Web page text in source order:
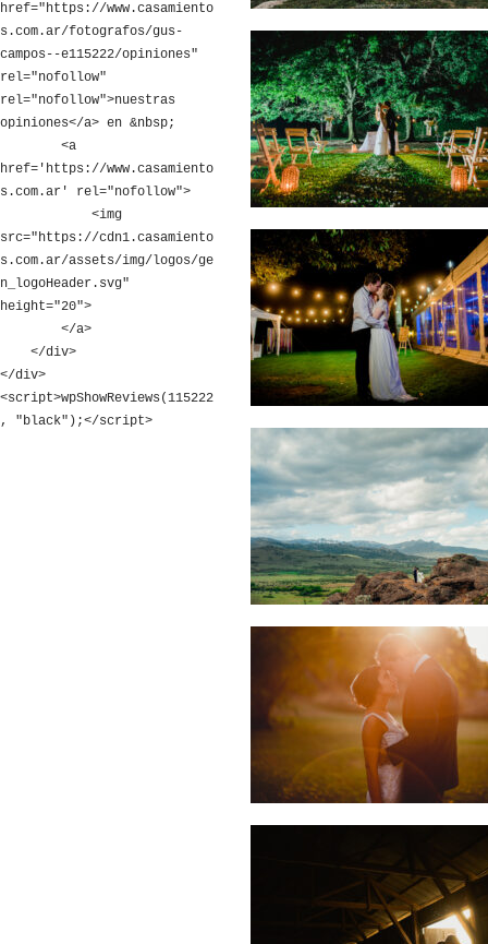
href="https://www.casamiento
s.com.ar/fotografos/gus-
campos--e115222/opiniones"
rel="nofollow"
rel="nofollow">nuestras
opiniones</a> en &nbsp;
href='https://www.casamiento
s.com.ar' rel="nofollow">
src="https://cdn1.casamiento
s.com.ar/assets/img/logos/ge
n_logoHeader.svg"
height="20">
</div>
<script>wpShowReviews(115222